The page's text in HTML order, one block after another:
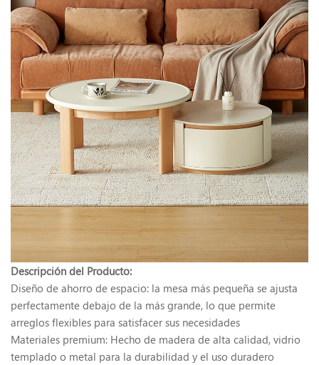
Descripción del Producto:
Diseño de ahorro de espacio: la mesa más pequeña se ajusta
perfectamente debajo de la más grande, lo que permite
arreglos flexibles para satisfacer sus necesidades
Materiales premium: Hecho de madera de alta calidad, vidrio
templado o metal para la durabilidad y el uso duradero